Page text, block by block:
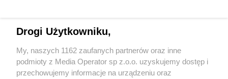
W śląskim zoo wyrósł las deszczowy Ameryki
3 / 25
Wydawca mediów lokalnych
Drogi Użytkowniku,
My, naszych 1162 zaufanych partnerów oraz inne
podmioty z Media Operator sp z.o.o. uzyskujemy dostęp i
przechowujemy informacje na urządzeniu oraz